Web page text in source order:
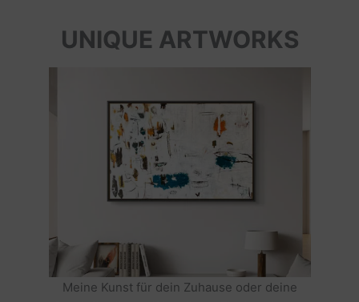
UNIQUE ARTWORKS
Meine Kunst für dein Zuhause oder deine